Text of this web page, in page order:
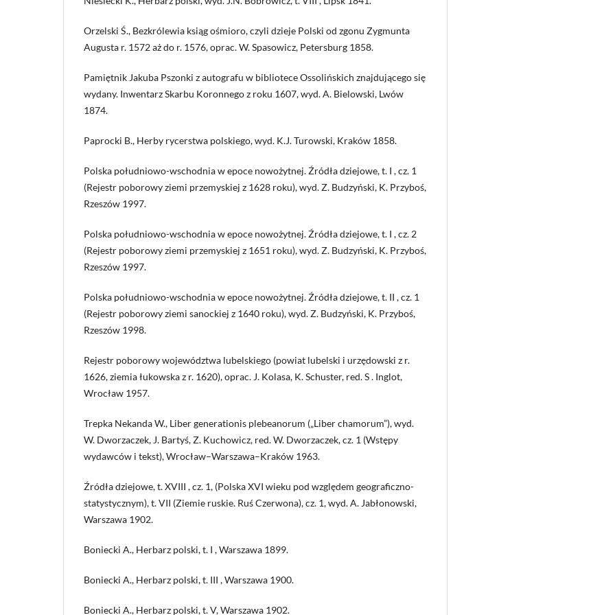
Orzelski Ś., Bezkrólewia ksiąg ośmioro, czyli dzieje Polski od zgonu Zygmunta
Augusta r. 1572 aż do r. 1576, oprac. W. Spasowicz, Petersburg 1858.
Pamiętnik Jakuba Pszonki z autografu w bibliotece Ossolińskich znajdującego się
wydany. Inwentarz Skarbu Koronnego z roku 1607, wyd. A. Bielowski, Lwów
1874.
Paprocki B., Herby rycerstwa polskiego, wyd. K.J. Turowski, Kraków 1858.
Polska południowo-wschodnia w epoce nowożytnej. Źródła dziejowe, t. I , cz. 1
(Rejestr poborowy ziemi przemyskiej z 1628 roku), wyd. Z. Budzyński, K. Przyboś,
Rzeszów 1997.
Polska południowo-wschodnia w epoce nowożytnej. Źródła dziejowe, t. I , cz. 2
(Rejestr poborowy ziemi przemyskiej z 1651 roku), wyd. Z. Budzyński, K. Przyboś,
Rzeszów 1997.
Polska południowo-wschodnia w epoce nowożytnej. Źródła dziejowe, t. II , cz. 1
(Rejestr poborowy ziemi sanockiej z 1640 roku), wyd. Z. Budzyński, K. Przyboś,
Rzeszów 1998.
Rejestr poborowy województwa lubelskiego (powiat lubelski i urzędowski z r.
1626, ziemia łukowska z r. 1620), oprac. J. Kolasa, K. Schuster, red. S . Inglot,
Wrocław 1957.
Trepka Nekanda W., Liber generationis plebeanorum („Liber chamorum”), wyd.
W. Dworzaczek, J. Bartyś, Z. Kuchowicz, red. W. Dworzaczek, cz. 1 (Wstępy
wydawców i tekst), Wrocław–Warszawa–Kraków 1963.
Źródła dziejowe, t. XVIII , cz. 1, (Polska XVI wieku pod względem geograficzno-
statystycznym), t. VII (Ziemie ruskie. Ruś Czerwona), cz. 1, wyd. A. Jabłonowski,
Warszawa 1902.
Boniecki A., Herbarz polski, t. I , Warszawa 1899.
Boniecki A., Herbarz polski, t. III , Warszawa 1900.
Boniecki A., Herbarz polski, t. V, Warszawa 1902.